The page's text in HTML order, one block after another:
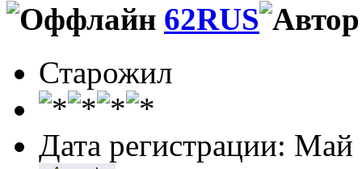
62RUS
Старожил
Дата регистрации: Май